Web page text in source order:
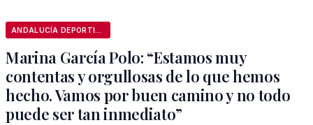
Marina García Polo: “Estamos muy
contentas y orgullosas de lo que hemos
hecho. Vamos por buen camino y no todo
puede ser tan inmediato”